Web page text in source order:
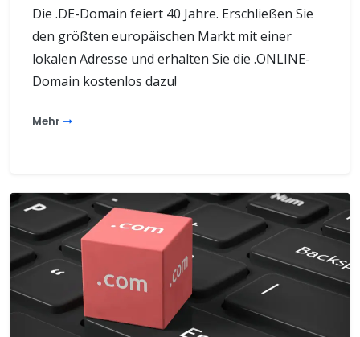
Die .DE-Domain feiert 40 Jahre. Erschließen Sie
den größten europäischen Markt mit einer
lokalen Adresse und erhalten Sie die .ONLINE-
Domain kostenlos dazu!
Mehr